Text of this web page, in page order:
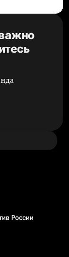
России